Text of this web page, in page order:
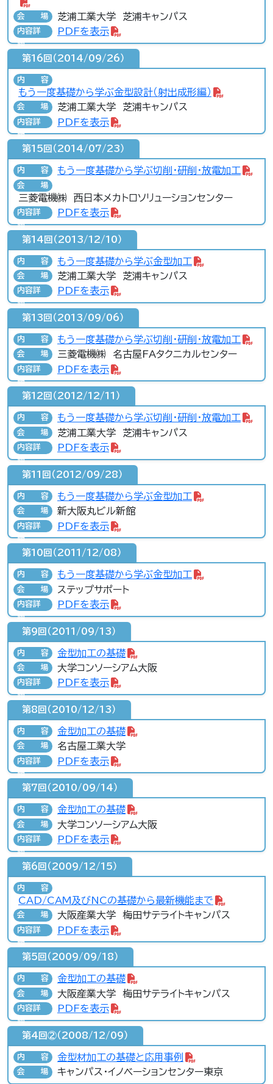
会場 芝浦工業大学 芝浦キャンパス
内容詳
細
PDFを表示
第16回（2014/09/26）
内容
もう一度基礎から学ぶ金型設計（射出成形編）
会場 芝浦工業大学 芝浦キャンパス
内容詳
細
PDFを表示
第15回（2014/07/23）
内容 もう一度基礎から学ぶ切削・研削・放電加工
会場
三菱電機㈱ 西日本メカトロソリューションセンター
内容詳
細
PDFを表示
第14回（2013/12/10）
内容 もう一度基礎から学ぶ金型加工
会場 芝浦工業大学 芝浦キャンパス
内容詳
細
PDFを表示
第13回（2013/09/06）
内容 もう一度基礎から学ぶ切削･研削･放電加工
会場 三菱電機㈱ 名古屋FAタクニカルセンター
内容詳
細
PDFを表示
第12回（2012/12/11）
内容 もう一度基礎から学ぶ切削･研削･放電加工
会場 芝浦工業大学 芝浦キャンパス
内容詳
細
PDFを表示
第11回（2012/09/28）
内容 もう一度基礎から学ぶ金型加工
会場 新大阪丸ビル新館
内容詳
細
PDFを表示
第10回（2011/12/08）
内容 もう一度基礎から学ぶ金型加工
会場 ステップサポート
内容詳
細
PDFを表示
第9回（2011/09/13）
内容 金型加工の基礎
会場 大学コンソーシアム大阪
内容詳
細
PDFを表示
第8回（2010/12/13）
内容 金型加工の基礎
会場 名古屋工業大学
内容詳
細
PDFを表示
第7回（2010/09/14）
内容 金型加工の基礎
会場 大学コンソーシアム大阪
内容詳
細
PDFを表示
第6回（2009/12/15）
内容
CAD/CAM及びNCの基礎から最新機能まで
会場 大阪産業大学 梅田サテライトキャンパス
内容詳
細
PDFを表示
第5回（2009/09/18）
内容 金型加工の基礎
会場 大阪産業大学 梅田サテライトキャンパス
内容詳
細
PDFを表示
第4回②（2008/12/09）
内容 金型材加工の基礎と応用事例
会場 キャンパス･イノベーションセンター東京